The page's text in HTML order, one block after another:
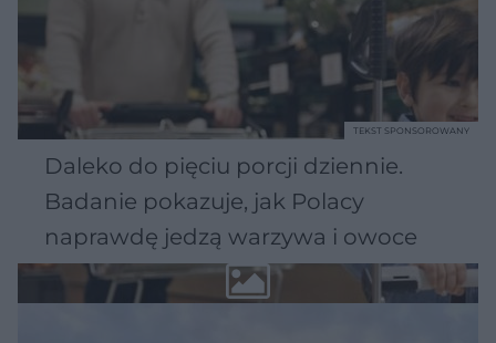
Daleko do pięciu porcji dziennie.
Badanie pokazuje, jak Polacy
naprawdę jedzą warzywa i owoce
TEKST SPONSOROWANY